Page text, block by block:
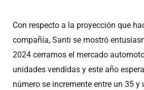
Con respecto a la proyección que
compañía, Santi se mostró
2024 cerramos el mercado
unidades vendidas y este año
número se incremente entre un 35 y